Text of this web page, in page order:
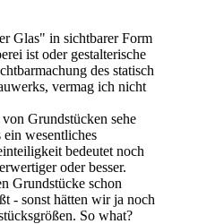
Glas" in sichtbarer Form
ist oder gestalterische
des statisch
vermag ich nicht
Grundstücken sehe
wesentliches
bedeutet noch
oder besser.
Grundstücke schon
- sonst hätten wir ja noch
So what?